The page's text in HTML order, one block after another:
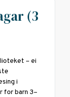
(3
– ei
i
for barn 3–